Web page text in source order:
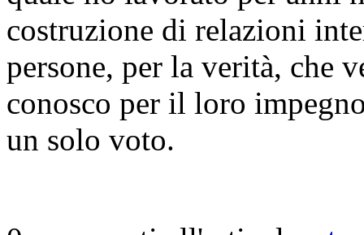
costruzione di relazioni
persone, per la verità, che
conosco per il loro
un solo voto.